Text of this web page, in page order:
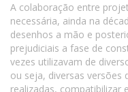
A colaboração entre
necessária, ainda na
desenhos a mão e
prejudiciais a fase de
vezes utilizavam de
ou seja, diversas
realizadas, compatibilizar